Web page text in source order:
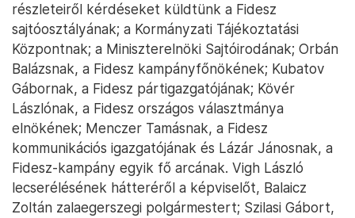
részleteiről kérdéseket küldtünk a Fidesz
sajtóosztályának; a Kormányzati Tájékoztatási
Központnak; a Miniszterelnöki Sajtóirodának; Orbán
Balázsnak, a Fidesz kampányfőnökének; Kubatov
Gábornak, a Fidesz pártigazgatójának; Kövér
Lászlónak, a Fidesz országos választmánya
elnökének; Menczer Tamásnak, a Fidesz
kommunikációs igazgatójának és Lázár Jánosnak, a
Fidesz-kampány egyik fő arcának. Vigh László
lecserélésének hátteréről a képviselőt, Balaicz
Zoltán zalaegerszegi polgármestert; Szilasi Gábort,